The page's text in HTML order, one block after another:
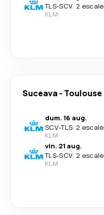
TLS-SCV· 2 escale
KLM
Suceava- Toulouse
dum. 16 aug.
SCV-TLS· 2 escale
KLM
vin. 21 aug.
TLS-SCV· 2 escale
KLM